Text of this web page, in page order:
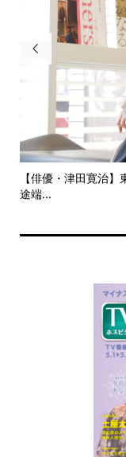

【俳優・津田寛治
途端...